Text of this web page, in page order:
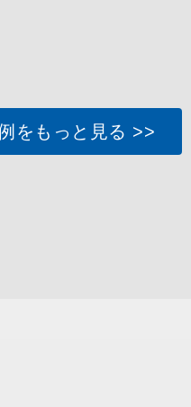
をもっと見る >>